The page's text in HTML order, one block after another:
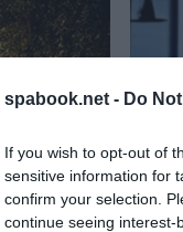
spabook.net - Do
If you wish to opt-out of
sensitive information for
confirm your selection.
continue seeing